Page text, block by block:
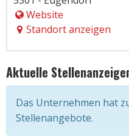
Website
Standort anzeigen
Aktuelle
Das Unternehmen hat
Stellenangebote.